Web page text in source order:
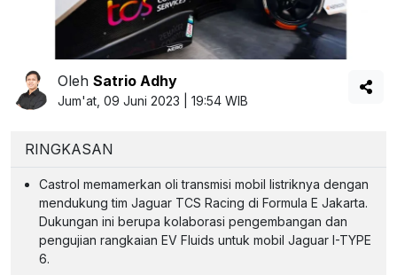
Oleh Satrio Adhy
Jum'at, 09 Juni 2023 | 19:54 WIB
RINGKASAN
Castrol memamerkan oli transmisi mobil listriknya dengan
mendukung tim Jaguar TCS Racing di Formula E Jakarta.
Dukungan ini berupa kolaborasi pengembangan dan
pengujian rangkaian EV Fluids untuk mobil Jaguar I-TYPE
6.